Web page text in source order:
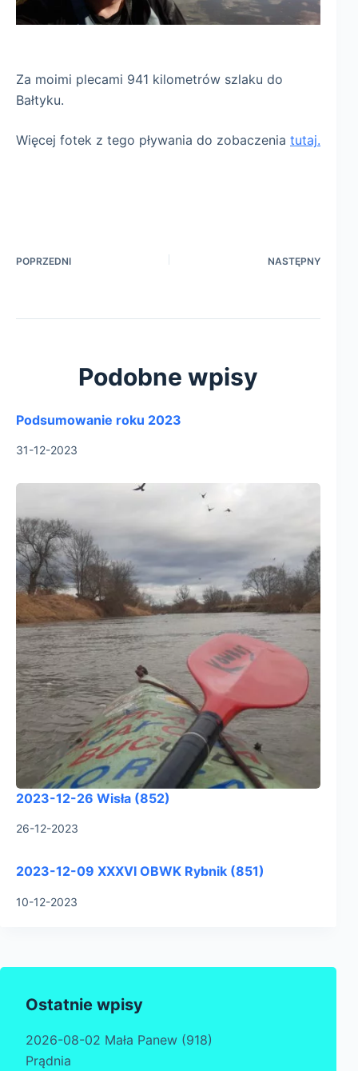
Za moimi plecami 941 kilometrów szlaku do
Bałtyku.
Więcej fotek z tego pływania do zobaczenia tutaj.
POPRZEDNI NASTĘPNY
Podobne wpisy
Podsumowanie roku 2023
31-12-2023
2023-12-26 Wisła (852)
26-12-2023
2023-12-09 XXXVI OBWK Rybnik (851)
10-12-2023
Ostatnie wpisy
2026-08-02 Mała Panew (918)
Prądnia